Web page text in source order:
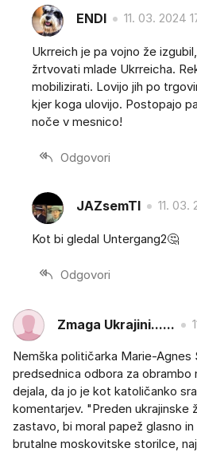
ENDI 11. 03. 2024
Ukrreich je pa vojno že
žrtvovati mlade Ukrreicha.
mobilizirati. Lovijo jih po
kjer koga ulovijo. Postopajo
noče v mesnico!
Odgovori
JAZsemTI 11. 03.
Kot bi gledal Untergang2🤔
Odgovori
Zmaga Ukrajini......
Nemška političarka Marie-Agnes
predsednica odbora za obrambo
dejala, da jo je kot katoličanko
komentarjev. "Preden ukrajinske
zastavo, bi moral papež glasno
brutalne moskovitske storilce,